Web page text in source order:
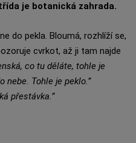
je botanická zahrada.
do pekla. Bloumá, rozhlíží se,
cvrkot, až ji tam najde
co tu děláte, tohle je
nebe. Tohle je peklo.”
přestávka.”